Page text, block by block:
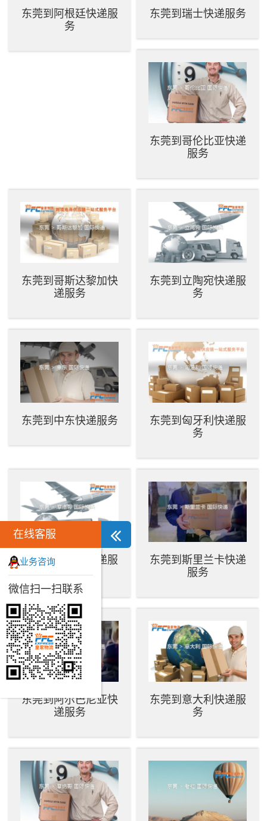
东莞到阿根廷快递服
务
东莞到瑞士快递服务
东莞到哥伦比亚快递
服务
东莞到哥斯达黎加快
递服务
东莞到立陶宛快递服
务
东莞到中东快递服务
东莞到匈牙利快递服
务
东莞到摩洛哥快递服
务
东莞到斯里兰卡快递
服务
东莞到阿尔巴尼亚快
递服务
东莞到意大利快递服
务
在线客服
业务咨询
微信扫一扫联系